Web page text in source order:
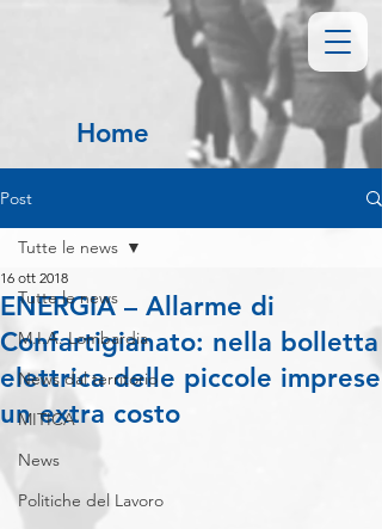
Home
Post
Tutte le news
M.I.A. Lombardia
News dal territorio
MITICA
News
Politiche del Lavoro
Tutte le news
ENERGIA – Allarme di
Confartigianato: nella bolletta
elettrica delle piccole imprese
un extra costo
16 ott 2018